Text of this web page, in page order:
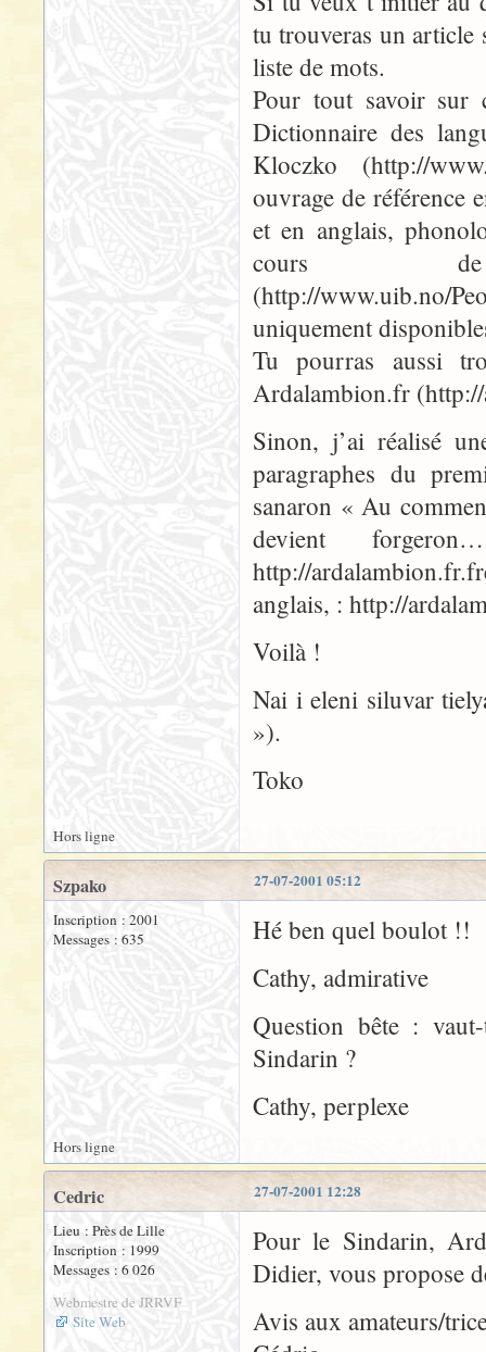
tu trouveras un article
liste de mots.
Pour tout savoir sur
Dictionnaire des
Kloczko (http://
ouvrage de référence
et en anglais,
cours de
(http://www.uib.no/
uniquement
Tu pourras aussi
Ardalambion.fr
Sinon, j’ai réalisé
paragraphes du
sanaron « Au
devient
http://
anglais, : http://
Voilà !
Nai i eleni siluvar
»).
Toko
Hors ligne
27-07-2001 05:12
Szpako
Inscription : 2001
Messages : 635
Hé ben quel boulot !!
Cathy, admirative
Question bête :
Sindarin ?
Cathy, perplexe
Hors ligne
27-07-2001 12:28
Cedric
Lieu : Près de Lille
Inscription : 1999
Messages : 6 026
Webmestre de JRRVF
Site Web
Pour le Sindarin,
Didier, vous propose
Avis aux amateurs/